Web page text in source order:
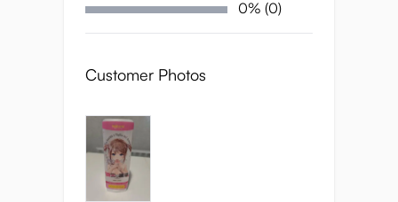
0% (0)
Customer Photos